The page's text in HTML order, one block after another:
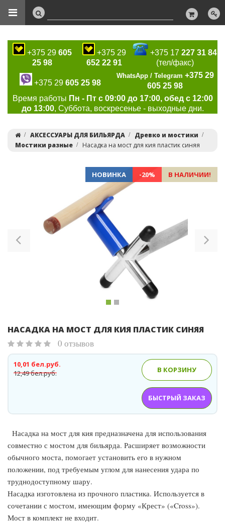
+375 29 605
25 98
+375 29
652 22 91
+375 17227 31 84
(тел/факс)
+375 29 605 25 98
WhatsApp / Telegram +375 29
605 25 98
Время работы Пн - Пт с 09:00 до 17:00, обед с 12:00
до 13:00, Суббота, воскресенье - выходные дни.
АКСЕССУАРЫ ДЛЯ БИЛЬЯРДА
Древко и мостики
Мостики разные
Насадка на мост для кия пластик синяя
НОВИНКА -20% В НАЛИЧИИ!
Previous
НАСАДКА НА МОСТ ДЛЯ КИЯ ПЛАСТИК СИНЯЯ
0 отзывов
12,49 бел.руб.
10,01 бел.руб.
В КОРЗИНУ
БЫСТРЫЙ ЗАКАЗ
Насадка на мост для кия предназначена для использования
совместно с мостом для бильярда. Расширяет возможности
обычного моста, помогает установить его в нужном
положении, под требуемым углом для нанесения удара по
труднодоступному шару.
Насадка изготовлена из прочного пластика. Используется в
сочетании с мостом, имеющим форму «Крест» («Cross»).
Мост в комплект не входит.